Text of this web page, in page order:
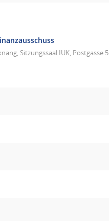
Sitzungssaal IUK, Postgasse 5